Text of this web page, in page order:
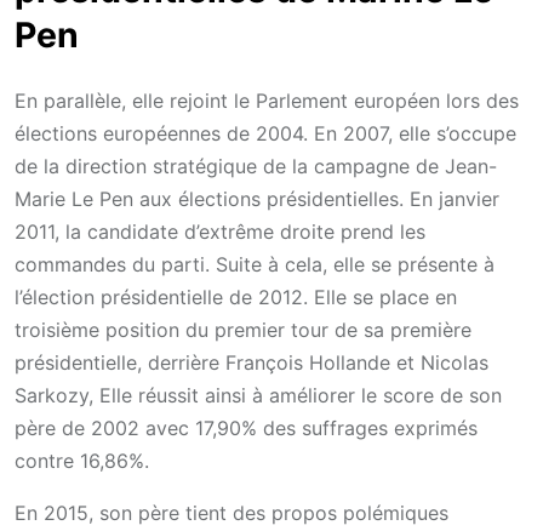
Pen
En parallèle, elle rejoint le Parlement européen lors des
élections européennes de 2004. En 2007, elle s’occupe
de la direction stratégique de la campagne de Jean-
Marie Le Pen aux élections présidentielles. En janvier
2011, la candidate d’extrême droite prend les
commandes du parti. Suite à cela, elle se présente à
l’élection présidentielle de 2012. Elle se place en
troisième position du premier tour de sa première
présidentielle, derrière François Hollande et Nicolas
Sarkozy, Elle réussit ainsi à améliorer le score de son
père de 2002 avec 17,90% des suffrages exprimés
contre 16,86%.
En 2015, son père tient des propos polémiques